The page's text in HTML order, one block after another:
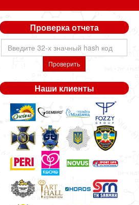
Проверка отчета
Проверить
Наши клиенты